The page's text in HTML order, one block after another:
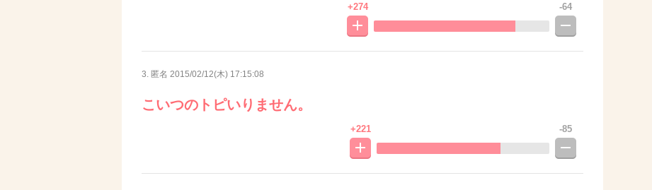
+274 -64
3. 匿名 2015/02/12(木) 17:15:08
こいつのトピいりません。
+221 -85